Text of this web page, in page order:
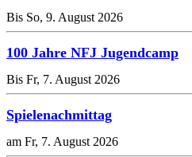
Bis So, 9. August 2026
100 Jahre NFJ Jugendcamp
Bis Fr, 7. August 2026
Spielenachmittag
am Fr, 7. August 2026